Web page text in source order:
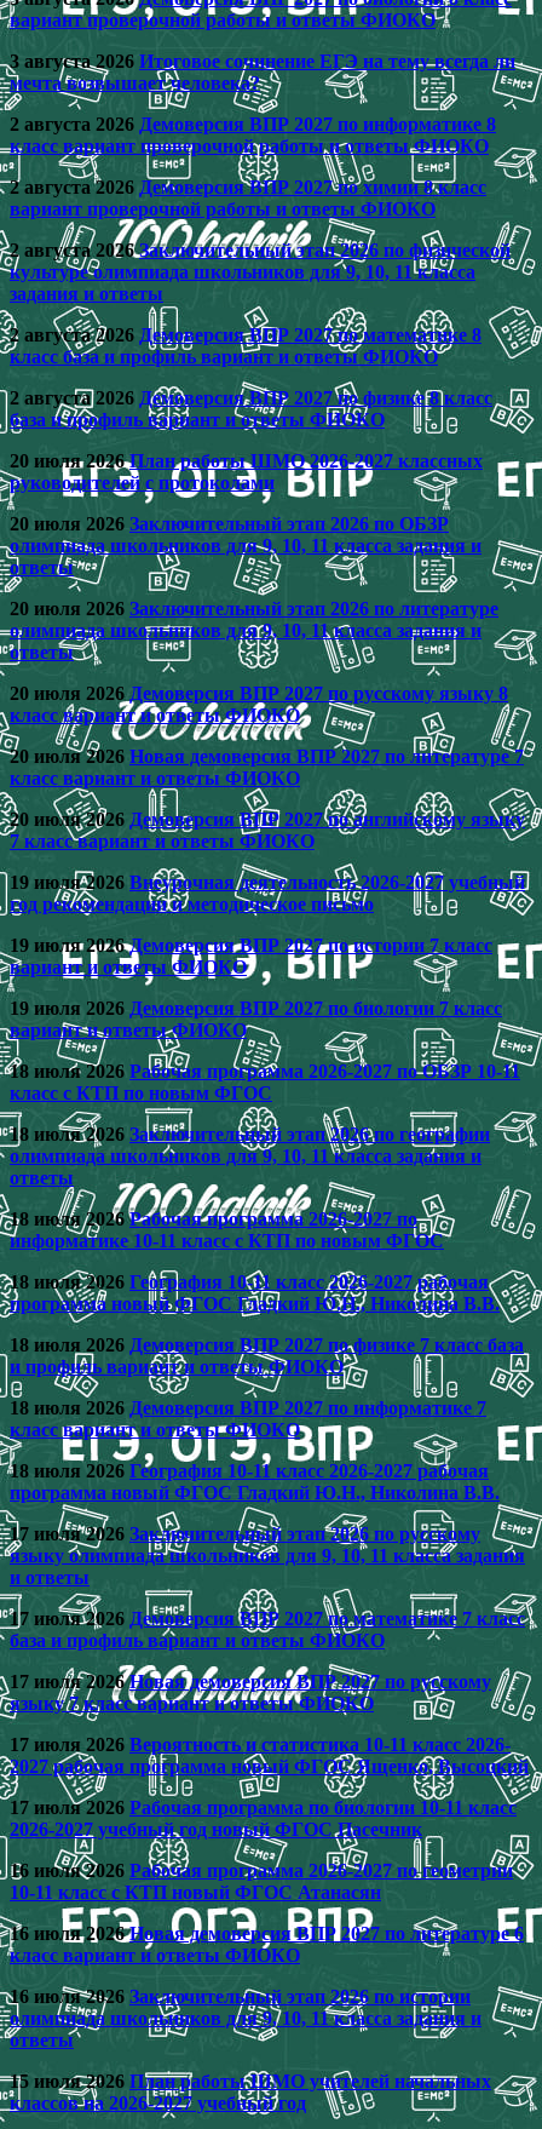
вариант проверочной работы и ответы ФИОКО
3 августа 2026 Итоговое сочинение ЕГЭ на тему всегда ли
мечта возвышает человека?
2 августа 2026 Демоверсия ВПР 2027 по информатике 8
класс вариант проверочной работы и ответы ФИОКО
2 августа 2026 Демоверсия ВПР 2027 по химии 8 класс
вариант проверочной работы и ответы ФИОКО
2 августа 2026Заключительный этап 2026 по физической
культуре олимпиада школьников для 9, 10, 11 класса
задания и ответы
2 августа 2026 Демоверсия ВПР 2027 по математике 8
класс база и профиль вариант и ответы ФИОКО
2 августа 2026 Демоверсия ВПР 2027 по физике 8 класс
база и профиль вариант и ответы ФИОКО
20 июля 2026План работы ШМО 2026-2027 классных
руководителей с протоколами
20 июля 2026 Заключительный этап 2026 по ОБЗР
олимпиада школьников для 9, 10, 11 класса задания и
ответы
20 июля 2026 Заключительный этап 2026 по литературе
олимпиада школьников для 9, 10, 11 класса задания и
ответы
20 июля 2026 Демоверсия ВПР 2027 по русскому языку 8
класс вариант и ответы ФИОКО
20 июля 2026 Новая демоверсия ВПР 2027 по литературе 7
класс вариант и ответы ФИОКО
20 июля 2026 Демоверсия ВПР 2027 по английскому языку
7 класс вариант и ответы ФИОКО
19 июля 2026 Внеурочная деятельность 2026-2027 учебный
год рекомендации и методическое письмо
19 июля 2026Демоверсия ВПР 2027 по истории 7 класс
вариант и ответы ФИОКО
19 июля 2026 Демоверсия ВПР 2027 по биологии 7 класс
вариант и ответы ФИОКО
18 июля 2026 Рабочая программа 2026-2027 по ОБЗР 10-11
класс с КТП по новым ФГОС
18 июля 2026 Заключительный этап 2026 по географии
олимпиада школьников для 9, 10, 11 класса задания и
ответы
18 июля 2026Рабочая программа 2026-2027 по
информатике 10-11 класс с КТП по новым ФГОС
18 июля 2026 География 10-11 класс 2026-2027 рабочая
программа новый ФГОС Гладкий Ю.Н., Николина В.В.
18 июля 2026 Демоверсия ВПР 2027 по физике 7 класс база
и профиль вариант и ответы ФИОКО
18 июля 2026 Демоверсия ВПР 2027 по информатике 7
класс вариант и ответы ФИОКО
18 июля 2026 География 10-11 класс 2026-2027 рабочая
программа новый ФГОС Гладкий Ю.Н., Николина В.В.
17 июля 2026 Заключительный этап 2026 по русскому
языку олимпиада школьников для 9, 10, 11 класса задания
и ответы
17 июля 2026 Демоверсия ВПР 2027 по математике 7 класс
база и профиль вариант и ответы ФИОКО
17 июля 2026Новая демоверсия ВПР 2027 по русскому
языку 7 класс вариант и ответы ФИОКО
17 июля 2026 Вероятность и статистика 10-11 класс 2026-
2027 рабочая программа новый ФГОС Ященко, Высоцкий
17 июля 2026 Рабочая программа по биологии 10-11 класс
2026-2027 учебный год новый ФГОС Пасечник
16 июля 2026 Рабочая программа 2026-2027 по геометрии
10-11 класс с КТП новый ФГОС Атанасян
16 июля 2026Новая демоверсия ВПР 2027 по литературе 6
класс вариант и ответы ФИОКО
16 июля 2026 Заключительный этап 2026 по истории
олимпиада школьников для 9, 10, 11 класса задания и
ответы
15 июля 2026 План работы ШМО учителей начальных
классов на 2026-2027 учебный год